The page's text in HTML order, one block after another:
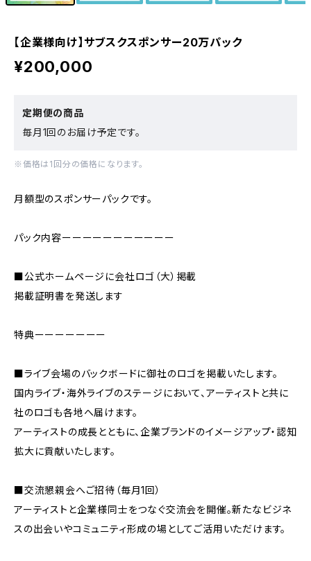
【企業様向け】サブスクスポンサー20万パック
¥200,000
定期便の商品
毎月1回のお届け予定です。
※価格は1回分の価格になります。
月額型のスポンサーパックです。
パック内容ーーーーーーーーーーー
■公式ホームページに会社ロゴ（大）掲載
掲載証明書を発送します
特典ーーーーーーー
■ライブ会場のバックボードに御社のロゴを掲載いたします。
国内ライブ・海外ライブのステージにおいて、アーティストと共に
社のロゴも各地へ届けます。
アーティストの成長とともに、企業ブランドのイメージアップ・認知
拡大に貢献いたします。
■交流懇親会へご招待（毎月1回）
アーティストと企業様同士をつなぐ交流会を開催。新たなビジネ
スの出会いやコミュニティ形成の場としてご活用いただけます。